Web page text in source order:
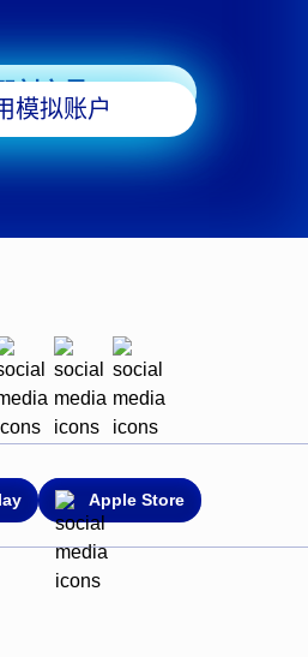
刻交易
模拟账户
Apple Store